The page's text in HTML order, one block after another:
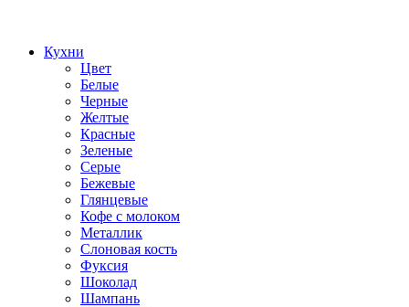
Кухни
Цвет
Белые
Черные
Желтые
Красные
Зеленые
Серые
Бежевые
Глянцевые
Кофе с молоком
Металлик
Слоновая кость
Фуксия
Шоколад
Шампань